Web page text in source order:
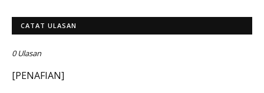
CATAT ULASAN
0 Ulasan
[PENAFIAN]